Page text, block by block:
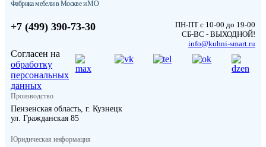
Фабрика мебели в Москве и МО
+7 (499) 390-73-30
ПН-ПТ с 10-00 до 19-00
СБ-ВС - ВЫХОДНОЙ!
info@kuhni-smart.ru
Согласен на
обработку
персональных
данных
Производство
Пензенская область, г. Кузнецк
ул. Гражданская 85
Юридическая информация